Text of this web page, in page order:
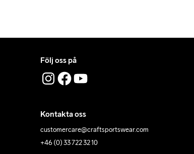
Följ oss på
Kontakta oss
customercare@craftsportswear.com
+46 (0) 33 722 32 10